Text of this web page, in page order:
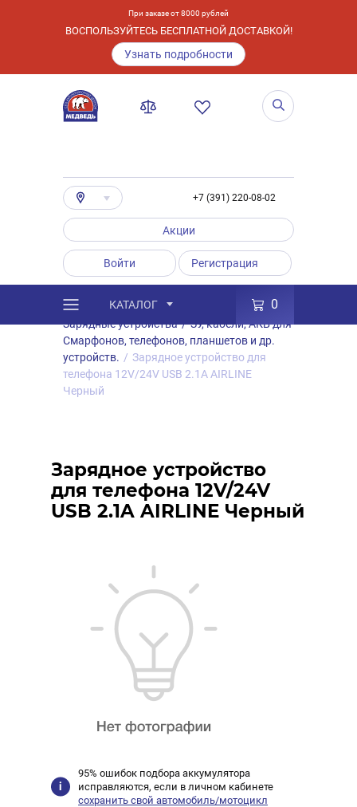
При заказе от 8000 рублей
ВОСПОЛЬЗУЙТЕСЬ БЕСПЛАТНОЙ ДОСТАВКОЙ!
Узнать подробности
+7 (391) 220-08-02
Акции
Войти Регистрация
КАТАЛОГ 0
Каталог / Товары Аксессуары
/
Зарядные устройства / ЗУ, кабели, АКБ для
Смарфонов, телефонов, планшетов и др.
устройств. / Зарядное устройство для
телефона 12V/24V USB 2.1A AIRLINE
Черный
Зарядное устройство
для телефона 12V/24V
USB 2.1A AIRLINE Черный
95% ошибок подбора аккумулятора
исправляются, если в личном кабинете
сохранить свой автомобиль/мотоцикл